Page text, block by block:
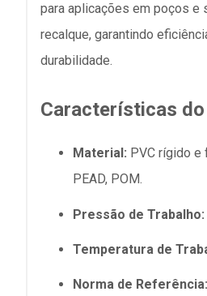
para aplicações em poços e
recalque, garantindo
durabilidade.
Características
Material: PVC rígido
PEAD, POM.
Pressão de Trabalho:
Temperatura de
Norma de Referência: